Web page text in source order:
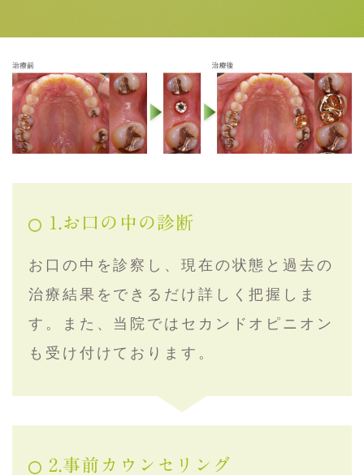
1.お口の中の診断
お口の中を診察し、現在の状態と過去の
治療結果をできるだけ詳しく把握しま
す。また、当院ではセカンドオピニオン
も受け付けております。
2.事前カウンセリング